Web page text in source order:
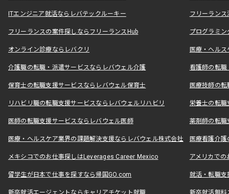
ITエンジニア就活ならレバテックルーキー フリーラン
フリーランスの案件探しならフリーランスHub プログラミ
オンライン診療ならレバクリ 医療・ヘル
介護職の転職・派遣サービスならレバウェル介護 看護師の転
保育士の転職支援サービスならレバウェル保育士 医療技師の
リハビリ職の転職支援サービスならレバウェルリハビリ 栄養士の転
医師の転職支援サービスならレバウェル医師 薬剤師の転
医療・ヘルスケア業界の課題解決支援ならレバウェル株式会社 医療看護介
メキシコでのお仕事探しはLeverages Career Mexico アメリカで
留学生が日本で仕事を探すなら帰国GO.com 就活・転職
新卒就活エージェントならキャリアチケット就職 新卒就活無料